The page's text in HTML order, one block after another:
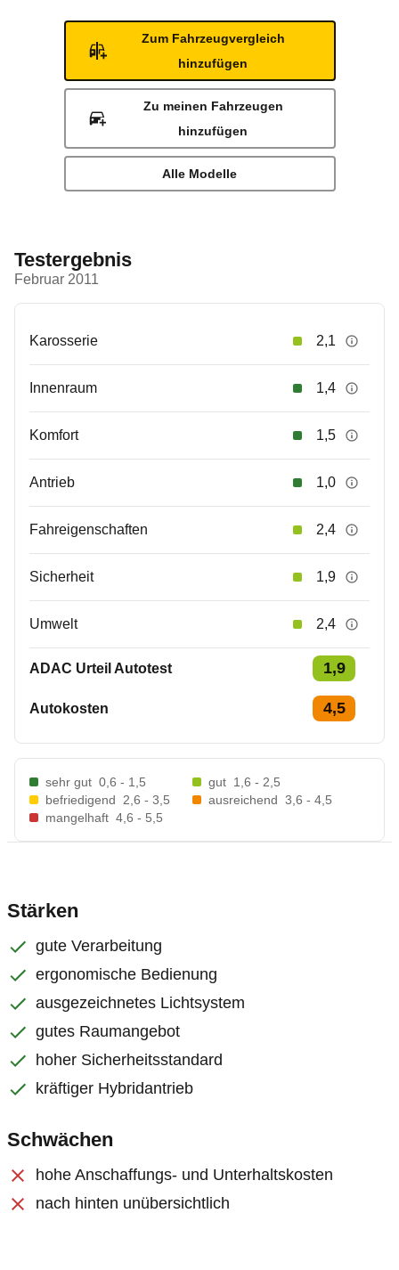
Zum Fahrzeugvergleich
hinzufügen
Zu meinen Fahrzeugen
hinzufügen
Alle Modelle
Testergebnis
Februar 2011
Karosserie 2,1
Innenraum 1,4
Komfort 1,5
Antrieb 1,0
Fahreigenschaften 2,4
Sicherheit 1,9
Umwelt 2,4
ADAC Urteil Autotest 1,9
Autokosten 4,5
sehr gut 0,6 - 1,5 gut 1,6 - 2,5
befriedigend
2,6 - 3,5 ausreichend 3,6 - 4,5
mangelhaft 4,6 - 5,5
Stärken
gute Verarbeitung
ergonomische Bedienung
ausgezeichnetes Lichtsystem
gutes Raumangebot
hoher Sicherheitsstandard
kräftiger Hybridantrieb
Schwächen
hohe Anschaffungs- und Unterhaltskosten
nach hinten unübersichtlich